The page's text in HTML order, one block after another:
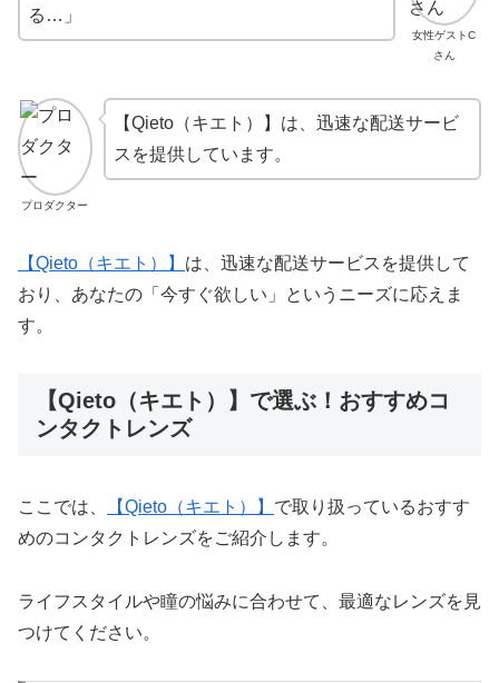
女性ゲストC
さん
る…」
プロダクター
【Qieto（キエト）】は、迅速な配送サービ
スを提供しています。
【Qieto（キエト）】 は、迅速な配送サービスを提供して
おり、あなたの「今すぐ欲しい」というニーズに応えま
す。
【Qieto（キエト）】で選ぶ！おすすめコ
ンタクトレンズ
ここでは、 【Qieto（キエト）】 で取り扱っているおすす
めのコンタクトレンズをご紹介します。
ライフスタイルや瞳の悩みに合わせて、最適なレンズを見
つけてください。